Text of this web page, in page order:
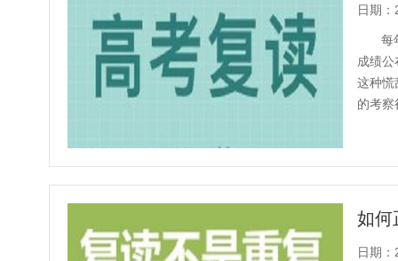
日期
每
成绩
这种慌
的考
如何
日期